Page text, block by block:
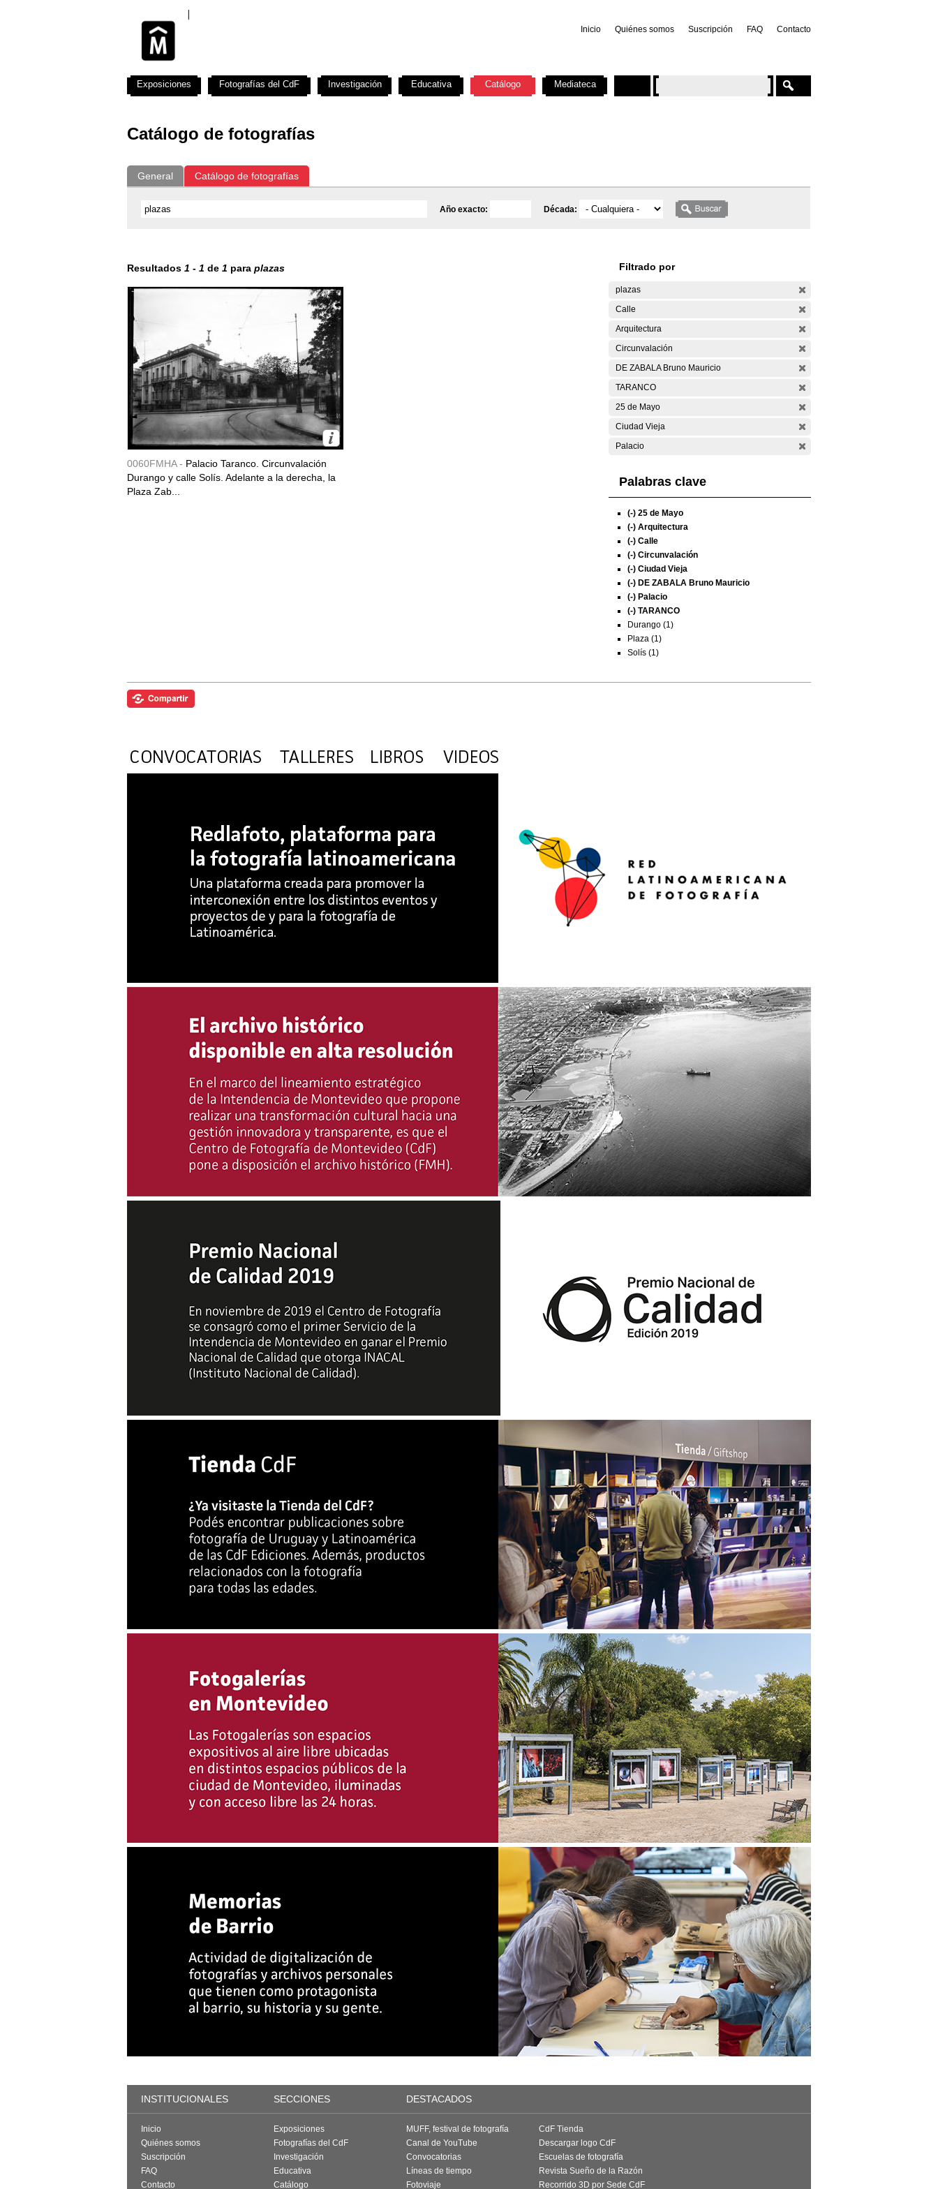
Inicio Quiénes somos Suscripción FAQ Contacto
Catálogo de fotografías
General Catálogo de fotografías
Año exacto: Década:
Resultados 1 - 1 de 1 para plazas
0060FMHA - Palacio Taranco. Circunvalación
Durango y calle Solís. Adelante a la derecha, la
Plaza Zab...
Filtrado por
plazas
Calle
Arquitectura
Circunvalación
DE ZABALA Bruno Mauricio
TARANCO
25 de Mayo
Ciudad Vieja
Palacio
Palabras clave
(-) 25 de Mayo
(-) Arquitectura
(-) Calle
(-) Circunvalación
(-) Ciudad Vieja
(-) DE ZABALA Bruno Mauricio
(-) Palacio
(-) TARANCO
Durango (1)
Plaza (1)
Solís (1)
Exposiciones Fotografías del CdF Investigación Educativa Catálogo Mediateca
INSTITUCIONALES SECCIONES DESTACADOS
Inicio
Quiénes somos
Suscripción
FAQ
Contacto
Exposiciones
Fotografías del CdF
Investigación
Educativa
Catálogo
MUFF, festival de fotografía
Canal de YouTube
Convocatorias
Líneas de tiempo
Fotoviaje
CdF Tienda
Descargar logo CdF
Escuelas de fotografía
Revista Sueño de la Razón
Recorrido 3D por Sede CdF